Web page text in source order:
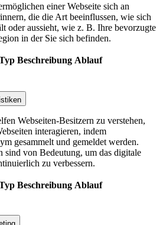
einer Webseite sich an
die die Art beeinflussen, wie sich
oder aussieht, wie z. B. Ihre bevorzugte
in der Sie sich befinden.
Beschreibung Ablauf
Webseiten-Besitzern zu verstehen,
interagieren, indem
gesammelt und gemeldet werden.
sind von Bedeutung, um das digitale
zu verbessern.
Beschreibung Ablauf